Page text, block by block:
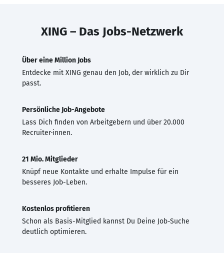
XING – Das Jobs-Netzwerk
Über eine Million Jobs
Entdecke mit XING genau den Job, der wirklich zu Dir
passt.
Persönliche Job-Angebote
Lass Dich finden von Arbeitgebern und über 20.000
Recruiter·innen.
21 Mio. Mitglieder
Knüpf neue Kontakte und erhalte Impulse für ein
besseres Job-Leben.
Kostenlos profitieren
Schon als Basis-Mitglied kannst Du Deine Job-Suche
deutlich optimieren.